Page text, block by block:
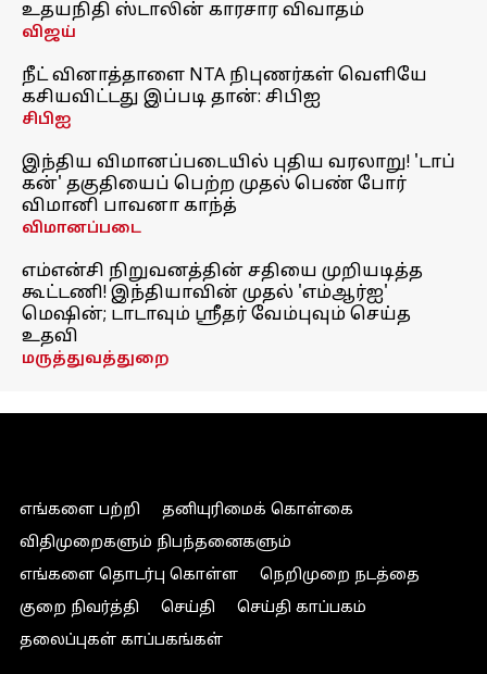
உதயநிதி ஸ்டாலின் காரசார விவாதம்
விஜய்
நீட் வினாத்தாளை NTA நிபுணர்கள் வெளியே
கசியவிட்டது இப்படி தான்: சிபிஐ
சிபிஐ
இந்திய விமானப்படையில் புதிய வரலாறு! 'டாப்
கன்' தகுதியைப் பெற்ற முதல் பெண் போர்
விமானி பாவனா காந்த்
விமானப்படை
எம்என்சி நிறுவனத்தின் சதியை முறியடித்த
கூட்டணி! இந்தியாவின் முதல் 'எம்ஆர்ஐ'
மெஷின்; டாடாவும் ஸ்ரீதர் வேம்புவும் செய்த
உதவி
மருத்துவத்துறை
எங்களை பற்றி
தனியுரிமைக் கொள்கை
விதிமுறைகளும் நிபந்தனைகளும்
எங்களை தொடர்பு கொள்ள
நெறிமுறை நடத்தை
குறை நிவர்த்தி
செய்தி
செய்தி காப்பகம்
தலைப்புகள் காப்பகங்கள்